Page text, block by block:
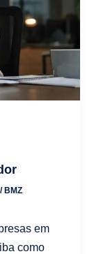
BMZ
em
como